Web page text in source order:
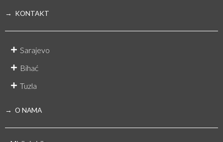
→ KONTAKT
Sarajevo
Bihać
Tuzla
→ O NAMA